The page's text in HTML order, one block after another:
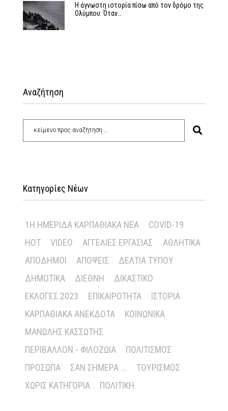
Η άγνωστη ιστορία πίσω από τον δρόμο της
Ολύμπου: Όταν…
Αναζήτηση
Κατηγορίες Νέων
1Η ΗΜΕΡΊΔΑ ΚΑΡΠΑΘΙΑΚΆ ΝΈΑ
COVID-19
HOT
VIDEO ΑΓΓΕΛΊΕΣ ΕΡΓΑΣΊΑΣ
ΑΘΛΗΤΙΚΆ
ΑΠΌΔΗΜΟΙ
ΑΠΌΨΕΙΣ
ΔΕΛΤΊΑ ΤΎΠΟΥ
ΔΗΜΟΤΙΚΆ
ΔΙΕΘΝΉ
ΔΙΚΑΣΤΙΚΌ
ΕΚΛΟΓΈΣ 2023
ΕΠΙΚΑΙΡΌΤΗΤΑ
ΙΣΤΟΡΊΑ
ΚΑΡΠΑΘΙΑΚΆ ΑΝΈΚΔΟΤΑ
ΚΟΙΝΩΝΙΚΆ
ΜΑΝΏΛΗΣ ΚΑΣΣΏΤΗΣ
ΠΕΡΙΒΆΛΛΟΝ - ΦΙΛΟΖΩΊΑ
ΠΟΛΙΤΙΣΜΌΣ
ΠΡΌΣΩΠΑ
ΣΑΝ ΣΉΜΕΡΑ ...
ΤΟΥΡΙΣΜΌΣ
ΧΩΡΊΣ ΚΑΤΗΓΟΡΊΑ
ΠΟΛΙΤΙΚΉ